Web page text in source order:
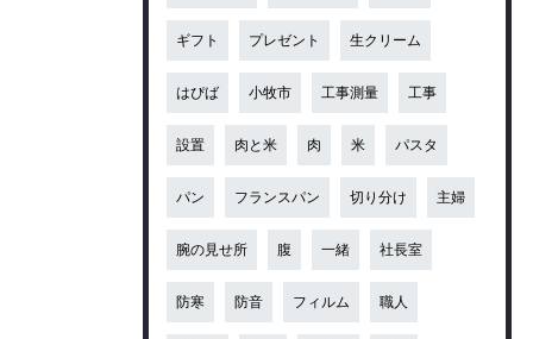
ギフト プレゼント 生クリーム
はぴば 小牧市 工事測量 工事
設置 肉と米 肉 米 パスタ
パン フランスパン 切り分け 主婦
腕の見せ所 腹 一緒 社長室
防寒 防音 フィルム 職人